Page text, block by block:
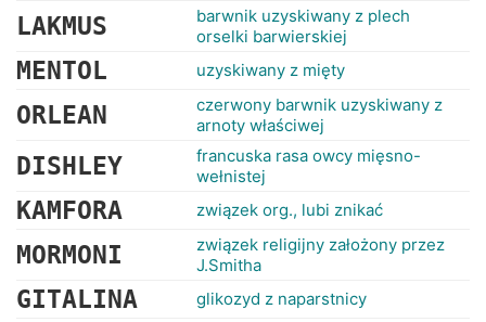
LAKMUS
barwnik uzyskiwany z plech
orselki barwierskiej
MENTOL uzyskiwany z mięty
ORLEAN
czerwony barwnik uzyskiwany z
arnoty właściwej
DISHLEY
francuska rasa owcy mięsno-
wełnistej
KAMFORA związek org., lubi znikać
MORMONI
związek religijny założony przez
J.Smitha
GITALINA glikozyd z naparstnicy